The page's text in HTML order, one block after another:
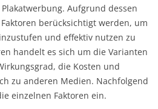
Aufgrund dessen
berücksichtigt werden, um
und effektiv nutzen zu
handelt es sich um die Varianten
die Kosten und
zu anderen Medien. Nachfolgend
einzelnen Faktoren ein.